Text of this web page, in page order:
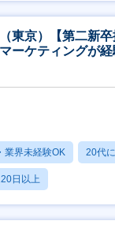
東京）【第二新
ーケティングが
業界未経験OK 20代
日以上